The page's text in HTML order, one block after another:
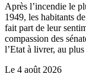
Après l’incendie le
1949, les habitants
fait part de leur
compassion des
l’Etat à livrer, au
Le 4 août 2026